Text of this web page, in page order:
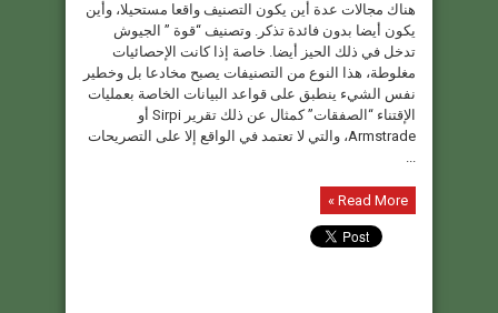
هناك مجالات عدة أين يكون التصنيف واقعا مستحيلا، وأين
يكون أيضا بدون فائدة تذكر. وتصنيف “قوة ” الجيوش
تدخل في ذلك الحيز أيضا. خاصة إذا كانت الإحصائيات
مغلوطة، هذا النوع من التصنيفات يصبح مخادعا بل وخطير
نفس الشيء ينطبق على قواعد البيانات الخاصة بعمليات
الإقتناء “الصفقات” كمثال عن ذلك تقرير Sirpi أو
Armstrade، والتي لا تعتمد في الواقع إلا على التصريحات
...
Read More »